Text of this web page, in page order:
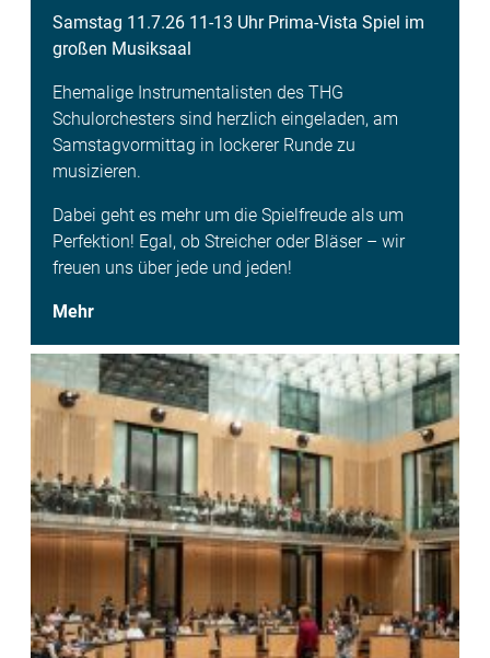
Samstag 11.7.26 11-13 Uhr Prima-Vista Spiel im
großen Musiksaal
Ehemalige Instrumentalisten des THG
Schulorchesters sind herzlich eingeladen, am
Samstagvormittag in lockerer Runde zu
musizieren.
Dabei geht es mehr um die Spielfreude als um
Perfektion! Egal, ob Streicher oder Bläser – wir
freuen uns über jede und jeden!
Mehr